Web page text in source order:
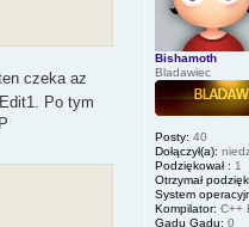
czeka az
Po tym
Bishamoth
Bladawiec
Posty: 40
Dołączył(a):
Podziękował : 1
Otrzymał
System
Kompilator: C++
Gadu Gadu: 0